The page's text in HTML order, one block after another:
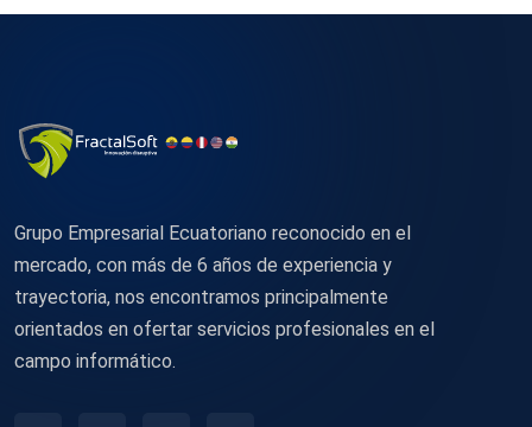
Grupo Empresarial Ecuatoriano reconocido en el
mercado, con más de 6 años de experiencia y
trayectoria, nos encontramos principalmente
orientados en ofertar servicios profesionales en el
campo informático.